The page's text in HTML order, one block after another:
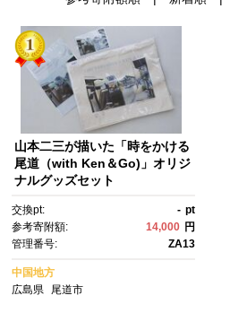
山本二三が描いた「時をかける
尾道（with Ken＆Go)」オリジ
ナルグッズセット
交換pt: - pt
参考寄附額:
14,000 円
管理番号:
ZA13
中国地方
広島県
尾道市